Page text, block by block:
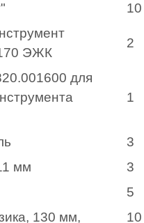
10
ЭЖК
2
для
1
3
мм
3
5
130 мм,
10